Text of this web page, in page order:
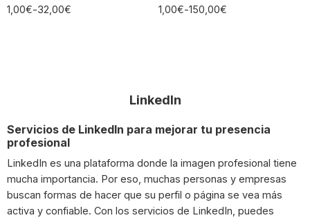
1,00€-32,00€ 1,00€-150,00€
LinkedIn
Servicios de LinkedIn para mejorar tu presencia
profesional
LinkedIn es una plataforma donde la imagen profesional tiene
mucha importancia. Por eso, muchas personas y empresas
buscan formas de hacer que su perfil o página se vea más
activa y confiable. Con los servicios de LinkedIn, puedes